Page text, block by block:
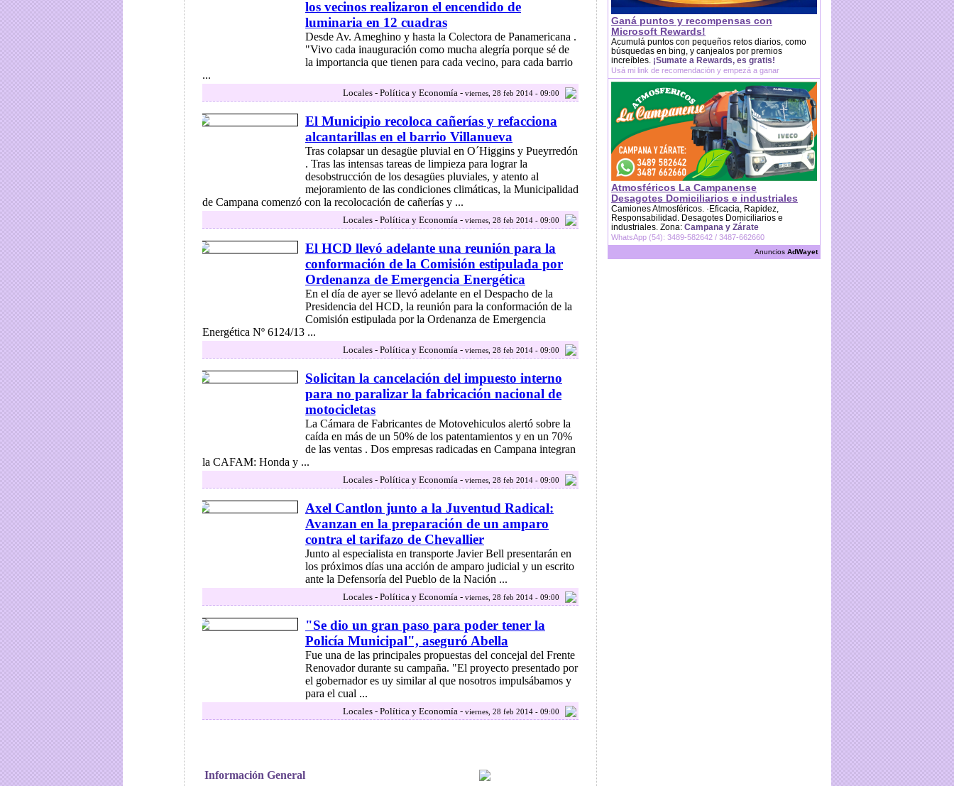
los vecinos realizaron el encendido de
luminaria en 12 cuadras
Desde Av. Ameghino y hasta la Colectora de Panamericana .
"Vivo cada inauguración como mucha alegría porque sé de
la importancia que tienen para cada vecino, para cada barrio
...
Locales - Política y Economía - viernes, 28 feb 2014 - 09:00
El Municipio recoloca cañerías y refacciona
alcantarillas en el barrio Villanueva
Tras colapsar un desagüe pluvial en O´Higgins y Pueyrredón
. Tras las intensas tareas de limpieza para lograr la
desobstrucción de los desagües pluviales, y atento al
mejoramiento de las condiciones climáticas, la Municipalidad
de Campana comenzó con la recolocación de cañerías y ...
Locales - Política y Economía - viernes, 28 feb 2014 - 09:00
El HCD llevó adelante una reunión para la
conformación de la Comisión estipulada por
Ordenanza de Emergencia Energética
En el día de ayer se llevó adelante en el Despacho de la
Presidencia del HCD, la reunión para la conformación de la
Comisión estipulada por la Ordenanza de Emergencia
Energética Nº 6124/13 ...
Locales - Política y Economía - viernes, 28 feb 2014 - 09:00
Solicitan la cancelación del impuesto interno
para no paralizar la fabricación nacional de
motocicletas
La Cámara de Fabricantes de Motovehiculos alertó sobre la
caída en más de un 50% de los patentamientos y en un 70%
de las ventas . Dos empresas radicadas en Campana integran
la CAFAM: Honda y ...
Locales - Política y Economía - viernes, 28 feb 2014 - 09:00
Axel Cantlon junto a la Juventud Radical:
Avanzan en la preparación de un amparo
contra el tarifazo de Chevallier
Junto al especialista en transporte Javier Bell presentarán en
los próximos días una acción de amparo judicial y un escrito
ante la Defensoría del Pueblo de la Nación ...
Locales - Política y Economía - viernes, 28 feb 2014 - 09:00
"Se dio un gran paso para poder tener la
Policía Municipal", aseguró Abella
Fue una de las principales propuestas del concejal del Frente
Renovador durante su campaña. "El proyecto presentado por
el gobernador es uy similar al que nosotros impulsábamos y
para el cual ...
Locales - Política y Economía - viernes, 28 feb 2014 - 09:00
Información General
Ganá puntos y recompensas con
Microsoft Rewards!
Acumulá puntos con pequeños retos diarios, como
búsquedas en bing, y canjealos por premios
increíbles. ¡Sumate a Rewards, es gratis!
Usá mi link de recomendación y empezá a ganar
Atmosféricos La Campanense
Desagotes Domiciliarios e industriales
Camiones Atmosféricos. ·Eficacia, Rapidez,
Responsabilidad. Desagotes Domiciliarios e
industriales. Zona: Campana y Zárate
WhatsApp (54): 3489-582642 / 3487-662660
Anuncios AdWayet